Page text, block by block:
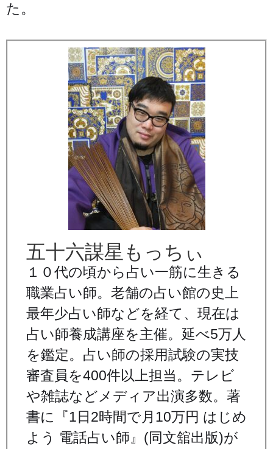
た。
五十六謀星もっちぃ
１０代の頃から占い一筋に生きる
職業占い師。老舗の占い館の史上
最年少占い師などを経て、現在は
占い師養成講座を主催。延べ5万人
を鑑定。占い師の採用試験の実技
審査員を400件以上担当。テレビ
や雑誌などメディア出演多数。著
書に『1日2時間で月10万円 はじめ
よう 電話占い師』(同文舘出版)が